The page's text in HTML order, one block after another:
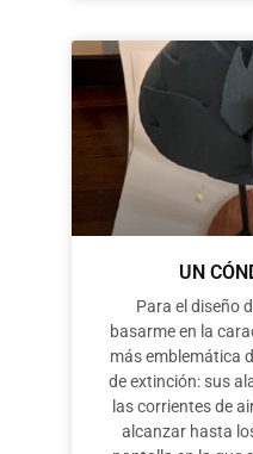
UN
Para el diseño
basarme en la
más emblemática
de extinción: sus
las corrientes de
alcanzar hasta